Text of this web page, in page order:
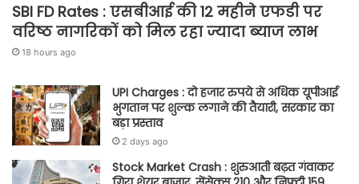
SBI FD Rates : एसबीआई की 12 महीने एफडी पर
वरिष्ठ नागरिकों को मिल रहा ज्यादा ब्याज लाभ
18 hours ago
UPI Charges : दो हजार रुपये से अधिक यूपीआई
भुगतान पर शुल्क लगाने की तैयारी, सरकार का
बड़ा प्रस्ताव
2 days ago
Stock Market Crash : शुरुआती बढ़त गंवाकर